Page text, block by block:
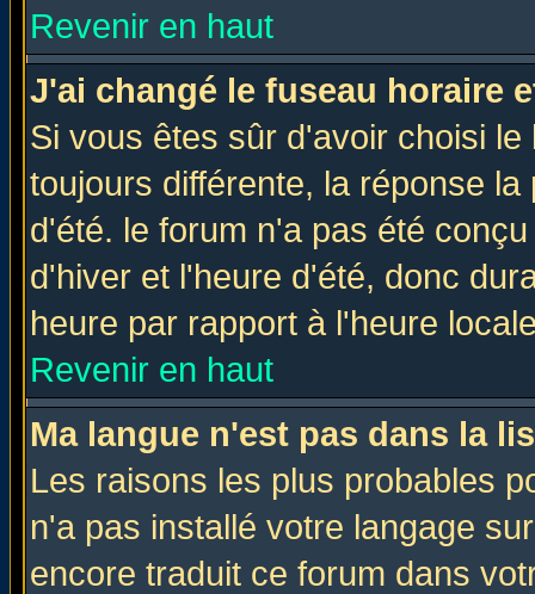
Revenir en haut
J'ai changé le fuseau horaire
Si vous êtes sûr d'avoir choisi
toujours différente, la réponse
d'été. le forum n'a pas été
d'hiver et l'heure d'été, donc
heure par rapport à l'heure
Revenir en haut
Ma langue n'est pas dans la
Les raisons les plus probables
n'a pas installé votre langage
encore traduit ce forum dans